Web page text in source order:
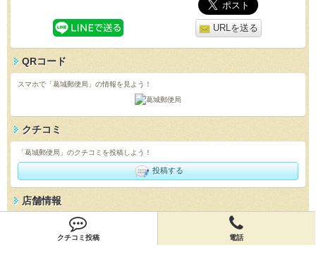
クチコミ投稿 電話
URLを送る
QRコード
スマホで「葛城郵便局」の情報を見よう！
クチコミ
「葛城郵便局」のクチコミを投稿しよう！
投稿する
店舗情報
「葛城郵便局」の店舗情報を編集しよう！